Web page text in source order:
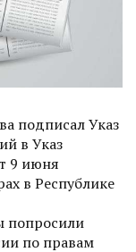
подписал Указ
в Указ
9 июня
в Республике
попросили
по правам